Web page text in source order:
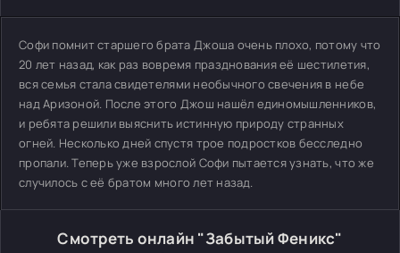
Софи помнит старшего брата Джоша очень плохо, потому что
20 лет назад, как раз вовремя празднования её шестилетия,
вся семья стала свидетелями необычного свечения в небе
над Аризоной. После этого Джош нашёл единомышленников,
и ребята решили выяснить истинную природу странных
огней. Несколько дней спустя трое подростков бесследно
пропали. Теперь уже взрослой Софи пытается узнать, что же
случилось с её братом много лет назад.
Смотреть онлайн "Забытый Феникс"